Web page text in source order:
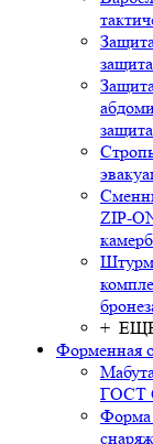
защита
ZIP-
+
Форменная
ГОСТ